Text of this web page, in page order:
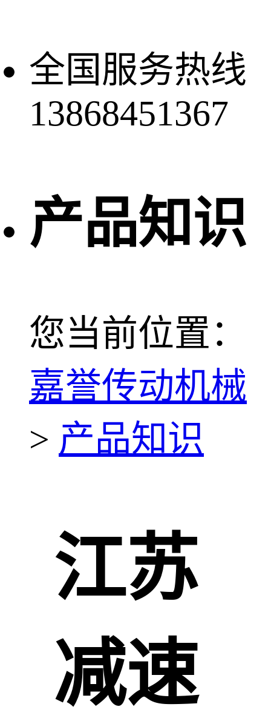
全国服务热线
13868451367
产品知识
您当前位置：
嘉誉传动机械
> 产品知识
江苏
减速